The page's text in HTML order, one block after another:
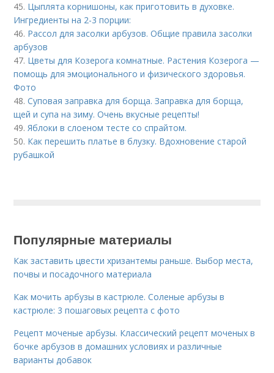
45. Цыплята корнишоны, как приготовить в духовке.
Ингредиенты на 2-3 порции:
46. Рассол для засолки арбузов. Общие правила засолки
арбузов
47. Цветы для Козерога комнатные. Растения Козерога —
помощь для эмоционального и физического здоровья.
Фото
48.Суповая заправка для борща. Заправка для борща,
щей и супа на зиму. Очень вкусные рецепты!
49.Яблоки в слоеном тесте со спрайтом.
50. Как перешить платье в блузку. Вдохновение старой
рубашкой
Популярные материалы
Как заставить цвести хризантемы раньше. Выбор места,
почвы и посадочного материала
Как мочить арбузы в кастрюле. Соленые арбузы в
кастрюле: 3 пошаговых рецепта с фото
Рецепт моченые арбузы. Классический рецепт моченых в
бочке арбузов в домашних условиях и различные
варианты добавок